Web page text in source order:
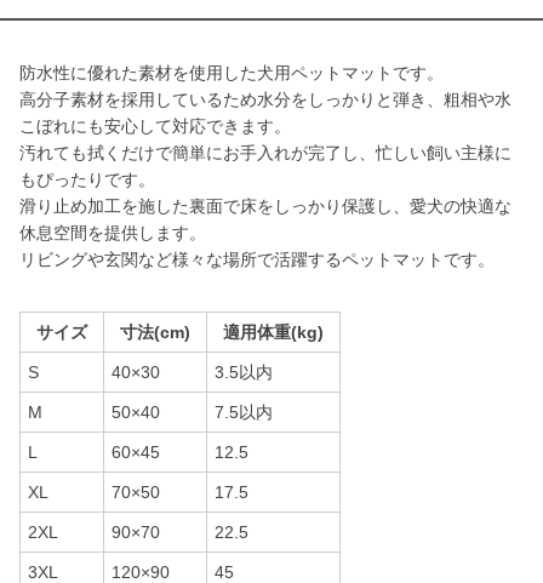
防水性に優れた素材を使用した犬用ペットマットです。
高分子素材を採用しているため水分をしっかりと弾き、粗相や水
こぼれにも安心して対応できます。
汚れても拭くだけで簡単にお手入れが完了し、忙しい飼い主様に
もぴったりです。
滑り止め加工を施した裏面で床をしっかり保護し、愛犬の快適な
休息空間を提供します。
リビングや玄関など様々な場所で活躍するペットマットです。
サイズ 寸法(cm) 適用体重(kg)
S 40×30 3.5以内
M 50×40 7.5以内
L 60×45 12.5
XL 70×50 17.5
2XL 90×70 22.5
3XL 120×90 45